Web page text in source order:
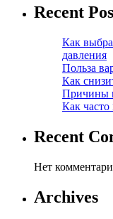
Recent
Как
давления
Польза
Как
Причины
Как часто
Recent
Нет
Archives